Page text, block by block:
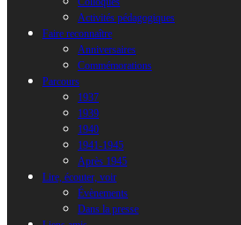
Activités pédagogiques
Faire reconnaître
Anniversaires
Commémorations
Parcours
1937
1939
1940
1941-1945
Après 1945
Lire, écouter, voir
Évènements
Dans la presse